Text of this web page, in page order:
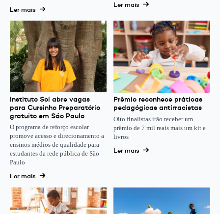
Ler mais
Ler mais
Instituto Sol abre vagas
para Cursinho Preparatório
gratuito em São Paulo
O programa de reforço escolar
promove acesso e direcionamento a
ensinos médios de qualidade para
estudantes da rede pública de São
Paulo
Ler mais
Prêmio reconhece práticas
pedagógicas antirracistas
Oito finalistas irão receber um
prêmio de 7 mil reais mais um kit e
livros
Ler mais